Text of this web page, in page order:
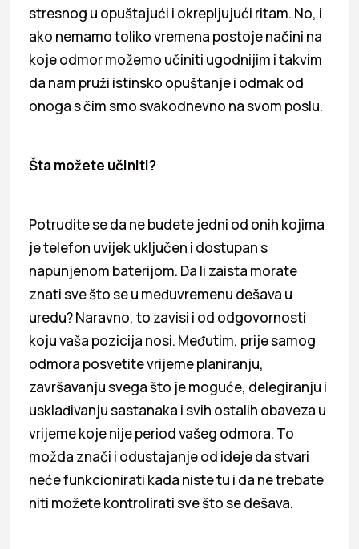
stresnog u opuštajući i okrepljujući ritam. No, i
ako nemamo toliko vremena postoje načini na
koje odmor možemo učiniti ugodnijim i takvim
da nam pruži istinsko opuštanje i odmak od
onoga s čim smo svakodnevno na svom poslu.
Šta možete učiniti?
Potrudite se da ne budete jedni od onih kojima
je telefon uvijek uključen i dostupan s
napunjenom baterijom. Da li zaista morate
znati sve što se u međuvremenu dešava u
uredu? Naravno, to zavisi i od odgovornosti
koju vaša pozicija nosi. Međutim, prije samog
odmora posvetite vrijeme planiranju,
završavanju svega što je moguće, delegiranju i
usklađivanju sastanaka i svih ostalih obaveza u
vrijeme koje nije period vašeg odmora. To
možda znači i odustajanje od ideje da stvari
neće funkcionirati kada niste tu i da ne trebate
niti možete kontrolirati sve što se dešava.